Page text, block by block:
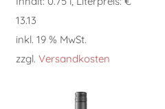
13.13
inkl. 19 % MwSt.
zzgl.Versandkosten